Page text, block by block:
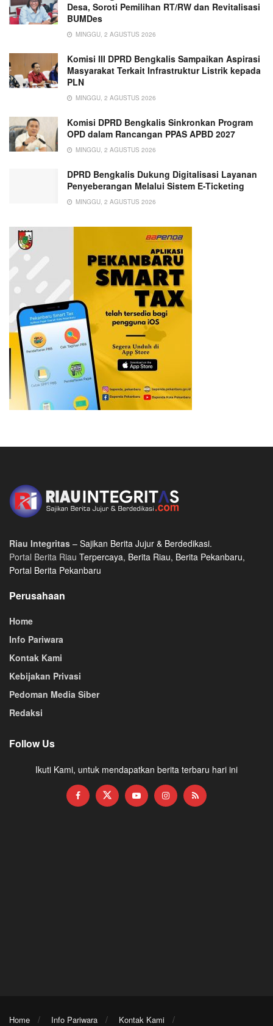
Desa, Soroti Pemilihan RT/RW dan Revitalisasi
BUMDes
MINGGU, 2 AGUSTUS 2026
Komisi III DPRD Bengkalis Sampaikan Aspirasi
Masyarakat Terkait Infrastruktur Listrik kepada
PLN
MINGGU, 2 AGUSTUS 2026
Komisi DPRD Bengkalis Sinkronkan Program
OPD dalam Rancangan PPAS APBD 2027
MINGGU, 2 AGUSTUS 2026
DPRD Bengkalis Dukung Digitalisasi Layanan
Penyeberangan Melalui Sistem E-Ticketing
MINGGU, 2 AGUSTUS 2026
Riau Integritas – Sajikan Berita Jujur & Berdedikasi.
Portal Berita Riau Terpercaya, Berita Riau, Berita Pekanbaru,
Portal Berita Pekanbaru
Perusahaan
Home
Info Pariwara
Kontak Kami
Kebijakan Privasi
Pedoman Media Siber
Redaksi
Follow Us
Ikuti Kami, untuk mendapatkan berita terbaru hari ini
Home Info Pariwara Kontak Kami